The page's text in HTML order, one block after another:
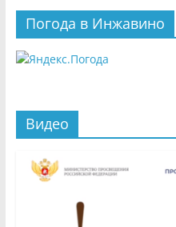
Погода в Инжавино
Видео